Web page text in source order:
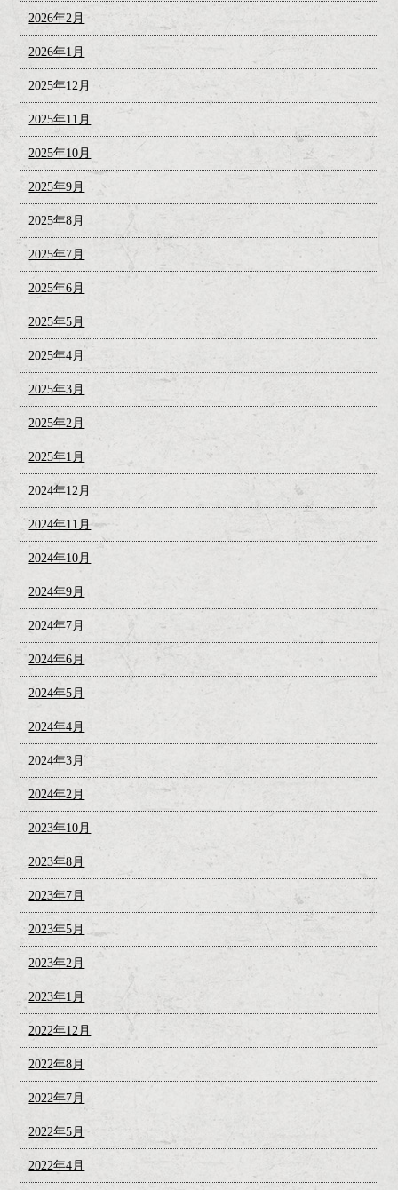
2026年2月
2026年1月
2025年12月
2025年11月
2025年10月
2025年9月
2025年8月
2025年7月
2025年6月
2025年5月
2025年4月
2025年3月
2025年2月
2025年1月
2024年12月
2024年11月
2024年10月
2024年9月
2024年7月
2024年6月
2024年5月
2024年4月
2024年3月
2024年2月
2023年10月
2023年8月
2023年7月
2023年5月
2023年2月
2023年1月
2022年12月
2022年8月
2022年7月
2022年5月
2022年4月